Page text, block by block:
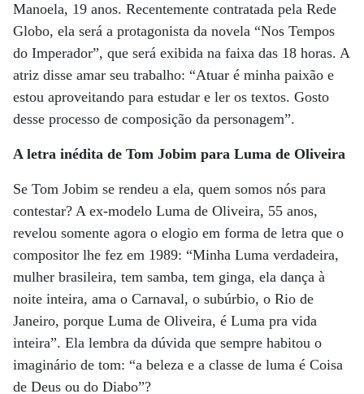
Manoela, 19 anos. Recentemente contratada pela Rede
Globo, ela será a protagonista da novela “Nos Tempos
do Imperador”, que será exibida na faixa das 18 horas. A
atriz disse amar seu trabalho: “Atuar é minha paixão e
estou aproveitando para estudar e ler os textos. Gosto
desse processo de composição da personagem”.
A letra inédita de Tom Jobim para Luma de Oliveira
Se Tom Jobim se rendeu a ela, quem somos nós para
contestar? A ex-modelo Luma de Oliveira, 55 anos,
revelou somente agora o elogio em forma de letra que o
compositor lhe fez em 1989: “Minha Luma verdadeira,
mulher brasileira, tem samba, tem ginga, ela dança à
noite inteira, ama o Carnaval, o subúrbio, o Rio de
Janeiro, porque Luma de Oliveira, é Luma pra vida
inteira”. Ela lembra da dúvida que sempre habitou o
imaginário de tom: “a beleza e a classe de luma é Coisa
de Deus ou do Diabo”?